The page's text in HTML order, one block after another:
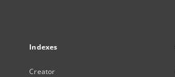
Indexes
Creator